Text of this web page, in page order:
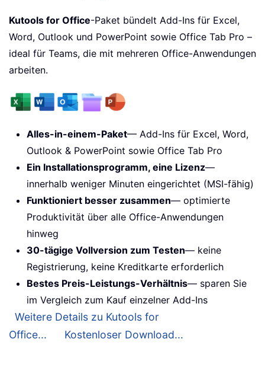
Kutools for Office-Paket bündelt Add-Ins für Excel,
Word, Outlook und PowerPoint sowie Office Tab Pro –
ideal für Teams, die mit mehreren Office-Anwendungen
arbeiten.
Alles-in-einem-Paket— Add-Ins für Excel, Word,
Outlook & PowerPoint sowie Office Tab Pro
Ein Installationsprogramm, eine Lizenz—
innerhalb weniger Minuten eingerichtet (MSI-fähig)
Funktioniert besser zusammen— optimierte
Produktivität über alle Office-Anwendungen
hinweg
30-tägige Vollversion zum Testen— keine
Registrierung, keine Kreditkarte erforderlich
Bestes Preis-Leistungs-Verhältnis— sparen Sie
im Vergleich zum Kauf einzelner Add-Ins
Weitere Details zu Kutools for
Office...
Kostenloser Download...